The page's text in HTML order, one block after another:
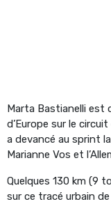
Marta Bastianelli est
d’Europe sur le
a devancé au sprint
Marianne Vos et
Quelques 130 km (9
sur ce tracé urbain